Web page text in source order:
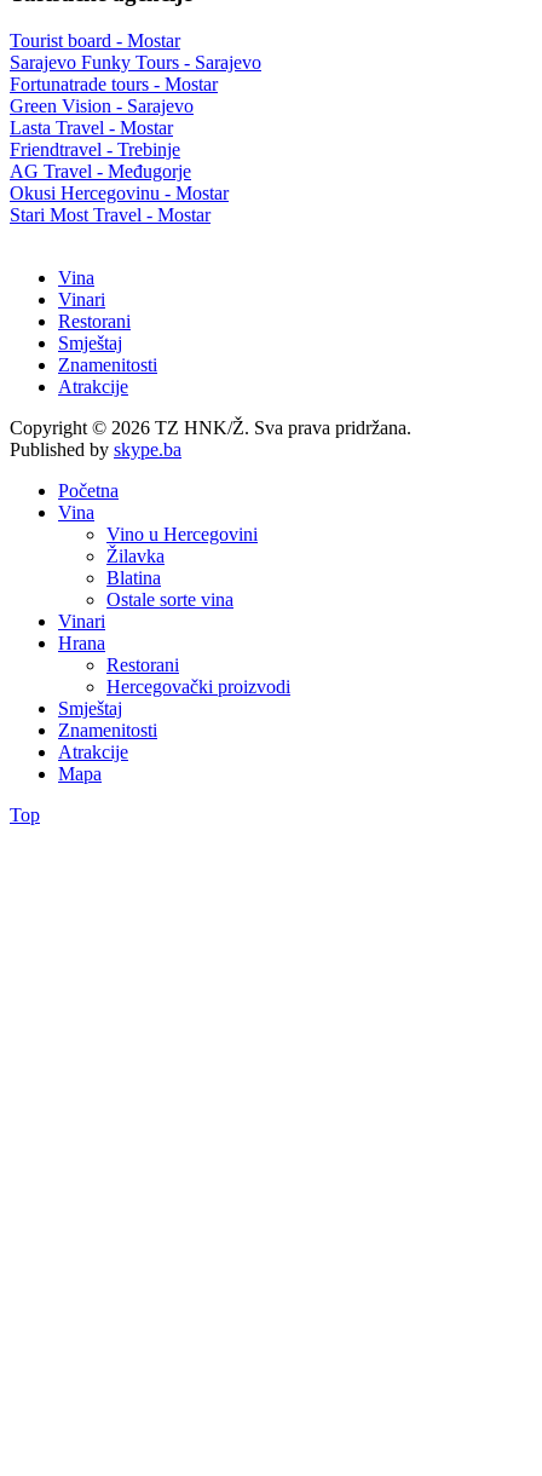
Tourist board - Mostar
Sarajevo Funky Tours - Sarajevo
Fortunatrade tours - Mostar
Green Vision - Sarajevo
Lasta Travel - Mostar
Friendtravel - Trebinje
AG Travel - Međugorje
Okusi Hercegovinu - Mostar
Stari Most Travel - Mostar
Vina
Vinari
Restorani
Smještaj
Znamenitosti
Atrakcije
Copyright © 2026 TZ HNK/Ž. Sva prava pridržana.
Published by skype.ba
Početna
Vina
Vino u Hercegovini
Žilavka
Blatina
Ostale sorte vina
Vinari
Hrana
Restorani
Hercegovački proizvodi
Smještaj
Znamenitosti
Atrakcije
Mapa
Top